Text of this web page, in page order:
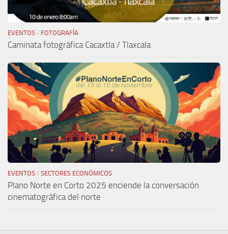
EVENTOS / FOTOGRAFÍA
Caminata fotográfica Cacaxtla / Tlaxcala
EVENTOS / SECTORES ECONÓMICOS
Plano Norte en Corto 2025 enciende la conversación
cinematográfica del norte